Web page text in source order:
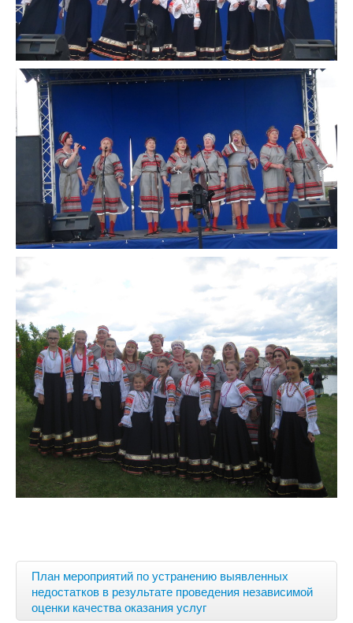
План мероприятий по устранению выявленных
недостатков в результате проведения независимой
оценки качества оказания услуг